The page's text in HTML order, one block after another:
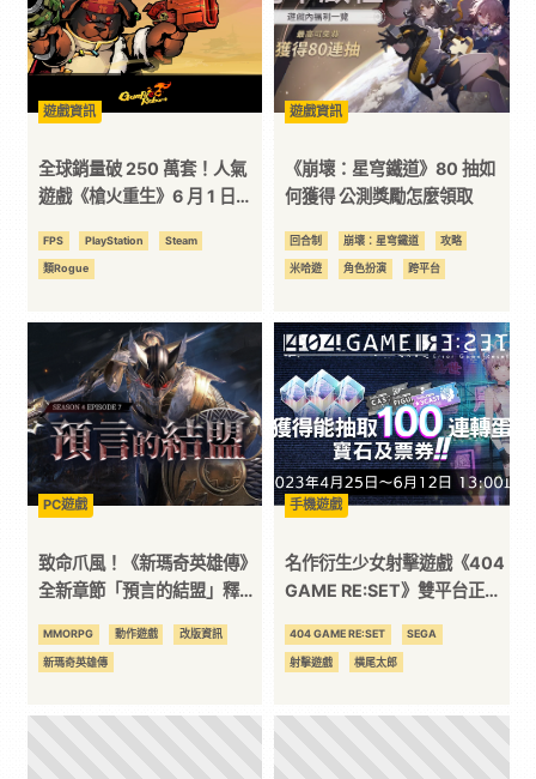
漫
二
次
元
｜
3C
科
技
全
方
位
遊戲資訊
全球銷量破 250 萬套！人氣
遊戲《槍火重生》6 月 1 日前
FPS PlayStation Steam
類Rogue
遊戲資訊
《崩壞：星穹鐵道》80 抽如
何獲得 公測獎勵怎麼領取
回合制 崩壞：星穹鐵道 攻略
米哈遊 角色扮演 跨平台
PC遊戲
致命爪風！《新瑪奇英雄傳》
全新章節「預言的結盟」釋
MMORPG 動作遊戲 改版資訊
新瑪奇英雄傳
手機遊戲
名作衍生少女射擊遊戲《404
GAME RE:SET》雙平台正式
404 GAME RE:SET SEGA
射擊遊戲 横尾太郎